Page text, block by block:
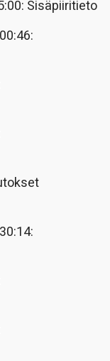
Sisäpiiritieto